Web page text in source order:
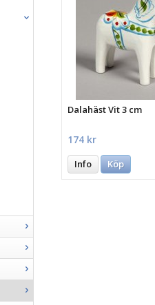
Dalahäst Vit 3 cm
174 kr
Info Köp